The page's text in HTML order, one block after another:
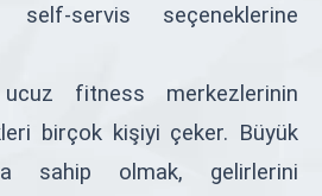
servis seçeneklerine
fitness merkezlerinin
birçok kişiyi çeker. Büyük
sahip olmak, gelirlerini